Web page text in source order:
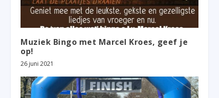
Muziek Bingo met Marcel Kroes, geef je
op!
26 juni 2021